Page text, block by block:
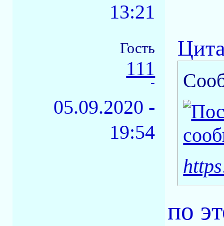
13:21
Гость
111
-
05.09.2020 -
19:54
по